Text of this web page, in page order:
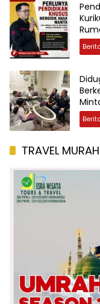
TRAVEL MURAH